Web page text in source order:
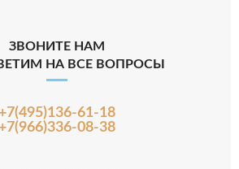
ЗВОНИТЕ НАМ
НА ВСЕ ВОПРОСЫ
61-18
08-38